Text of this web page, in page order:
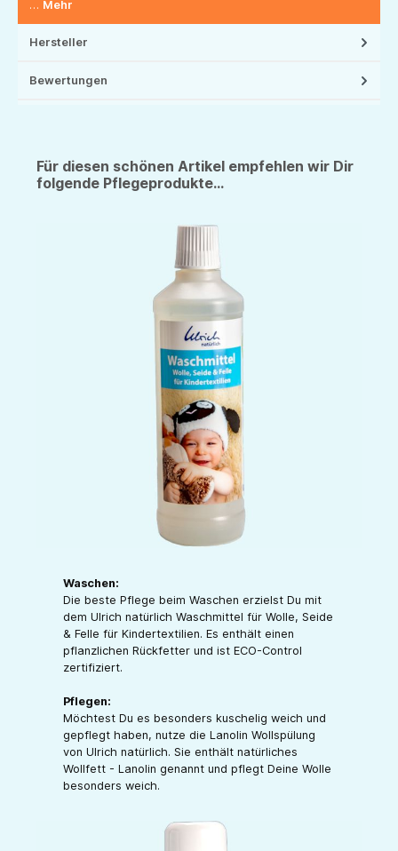
… Mehr
Hersteller
Bewertungen
Für diesen schönen Artikel empfehlen wir Dir
folgende Pflegeprodukte...
Waschen:
Die beste Pflege beim Waschen erzielst Du mit
dem Ulrich natürlich Waschmittel für Wolle, Seide
& Felle für Kindertextilien. Es enthält einen
pflanzlichen Rückfetter und ist ECO-Control
zertifiziert.
Pflegen:
Möchtest Du es besonders kuschelig weich und
gepflegt haben, nutze die Lanolin Wollspülung
von Ulrich natürlich. Sie enthält natürliches
Wollfett - Lanolin genannt und pflegt Deine Wolle
besonders weich.